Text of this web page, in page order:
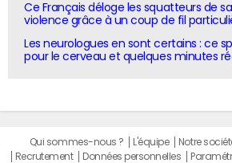
Ce Français déloge les squatteurs de
violence grâce à un coup de fil
Les neurologues en sont certains : ce
pour le cerveau et quelques minutes
Qui sommes-nous ? L'équipe Notre
Recrutement
Données personnelles